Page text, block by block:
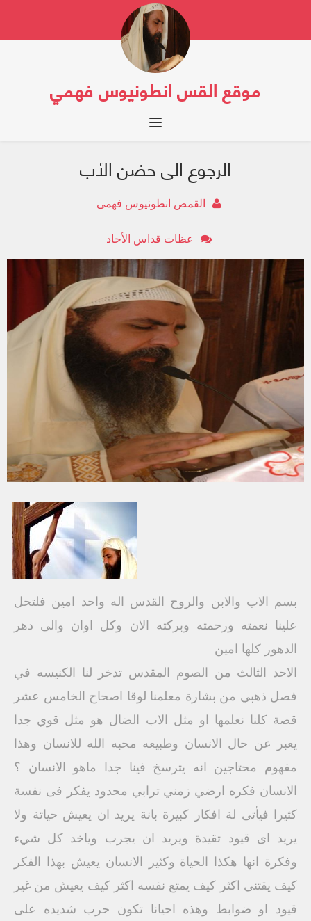
موقع القس انطونيوس فهمي
Toggle navigation
الرجوع الى حضن الأب
القمص انطونيوس فهمى
عظات قداس الأحاد
بسم الاب والابن والروح القدس اله واحد امين فلتحل
علينا نعمته ورحمته وبركته الان وكل اوان والى دهر
الدهور كلها امين
الاحد الثالث من الصوم المقدس تدخر لنا الكنيسه في
فصل ذهبي من بشارة معلمنا لوقا اصحاح الخامس عشر
قصة كلنا نعلمها او مثل الاب الضال هو مثل قوي جدا
يعبر عن حال الانسان وطبيعه محبه الله للانسان وهذا
مفهوم محتاجين انه يترسخ فينا جدا ماهو الانسان ؟
الانسان فكره ارضي زمني ترابي محدود يفكر فى نفسة
كثيرا فيأتى لة افكار كبيرة بانة يريد ان يعيش حياتة ولا
يريد اى قيود تقيدة ويريد ان يجرب وياخد كل شيء
وفكرة انها هكذا الحياة وكثير الانسان يعيش بهذا الفكر
كيف يقتني اكثر كيف يمتع نفسه اكثر كيف يعيش من غير
قيود او ضوابط وهذه احيانا تكون حرب شديده على